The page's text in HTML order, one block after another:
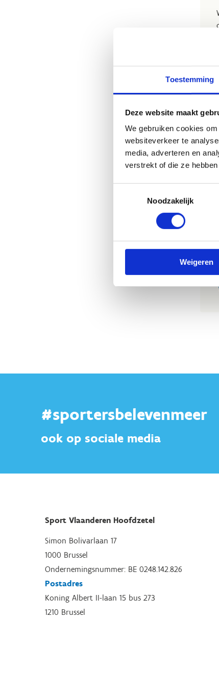
Toestemming
Deze website maakt
We gebruiken cookies
websiteverkeer te
media, adverteren en
verstrekt of die ze
Noodzakelijk
Weigeren
#sportersbelevenmeer
ook op sociale media
Sport Vlaanderen Hoofdzetel
Simon Bolivarlaan 17
1000 Brussel
Ondernemingsnummer: BE 0248.142.826
Postadres
Koning Albert II-laan 15 bus 273
1210 Brussel